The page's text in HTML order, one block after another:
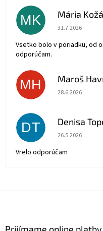
MK Mária
Hodnotenie
31.7.2026
Vsetko bolo v poriadku, od
odporúčam.
MH Maroš
Hodnotenie
28.6.2026
DT Denisa
Hodnotenie
26.5.2026
Vrelo odporúčam